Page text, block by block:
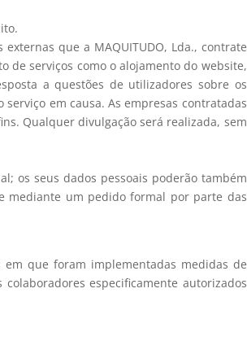
que a MAQUITUDO, Lda., contrate
de serviços como o alojamento do website,
a questões de utilizadores sobre os
em causa. As empresas contratadas
Qualquer divulgação será realizada, sem
os seus dados pessoais poderão também
mediante um pedido formal por parte das
em que foram implementadas medidas de
especificamente autorizados